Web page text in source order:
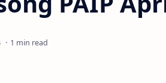
1 min read